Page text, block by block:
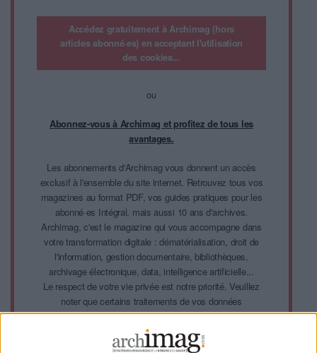
Accédez gratuitement à Archimag (hors
articles abonné·es) en acceptant l'utilisation
des cookies...
ou
Abonnez-vous à Archimag et profitez de tous les
avantages.
Les abonnements d'Archimag vous donnent un accès
exclusif à l'ensemble du site internet. Retrouvez tous vos
magazines au format PDF, vos guides pratiques pour les
abonné·es Intégral, mais aussi 10 ans d'archives.
Archimag, c'est le magazine qui vous accompagne dans
votre transformation digitale : dématérialisation, droit de
l'information, gestion documentaire, bibliothèques,
archivage électronique, data, intelligence artificielle...
Le respect de votre vie privée est notre priorité. Veuillez
noter que certains traitements de vos données
personnelles peuvent ne pas nécessiter votre
consentement. Vos préférences ne s'appliqueront qu'à ce
site Web. Vous pouvez modifier vos préférences en vous